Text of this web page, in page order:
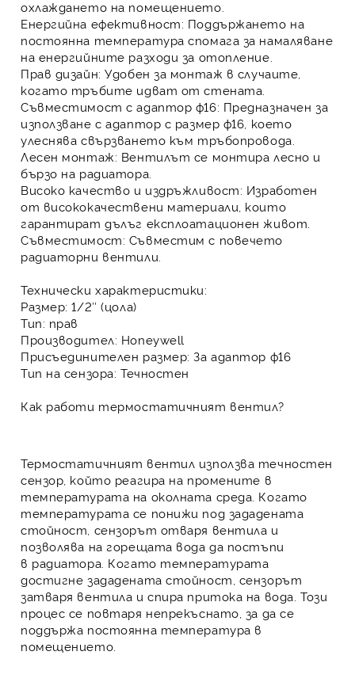
охлаждането на помещението.
Енергийна ефективност: Поддържането на
постоянна температура спомага за намаляване
на енергийните разходи за отопление.
Прав дизайн: Удобен за монтаж в случаите,
когато тръбите идват от стената.
Съвместимост с адаптор ф16: Предназначен за
използване с адаптор с размер ф16, което
улеснява свързването към тръбопровода.
Лесен монтаж: Вентилът се монтира лесно и
бързо на радиатора.
Високо качество и издръжливост: Изработен
от висококачествени материали, които
гарантират дълъг експлоатационен живот.
Съвместимост: Съвместим с повечето
радиаторни вентили.
Технически характеристики:
Размер: 1/2″ (цола)
Тип: прав
Производител: Honeywell
Присъединителен размер: За адаптор ф16
Тип на сензора: Течностен
Как работи термостатичният вентил?
Термостатичният вентил използва течностен
сензор, който реагира на промените в
температурата на околната среда. Когато
температурата се понижи под зададената
стойност, сензорът отваря вентила и
позволява на горещата вода да постъпи
в радиатора . Когато температурата
достигне зададената стойност, сензорът
затваря вентила и спира притока на вода. Този
процес се повтаря непрекъснато, за да се
поддържа постоянна температура в
помещението.